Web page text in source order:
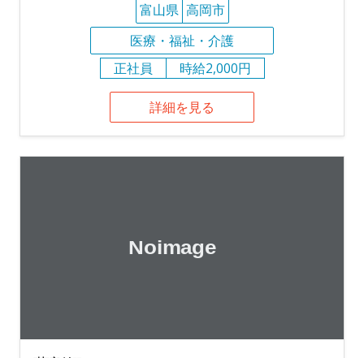
富山県 高岡市
医療・福祉・介護
正社員
時給2,000円
詳細を見る